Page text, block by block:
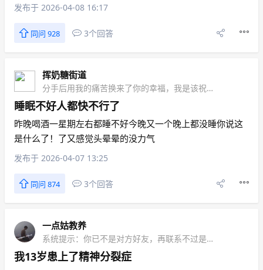
发布于 2026-04-08 16:17
同问 928 3个回答
挥奶糖街道
分手后用我的痛苦换来了你的幸福，我是该祝福还是该反对
睡眠不好人都快不行了
昨晚喝酒一星期左右都睡不好今晚又一个晚上都没睡你说这
是什么了！了又感觉头晕晕的没力气
发布于 2026-04-07 13:25
同问 874 3个回答
一点姑教养
系统提示：你已不是对方好友，再联系不过是自揭伤疤而已
我13岁患上了精神分裂症